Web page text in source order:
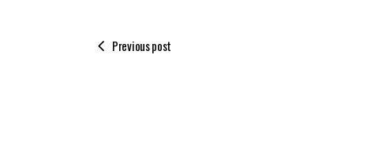
Previous post